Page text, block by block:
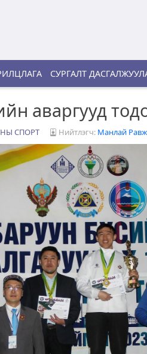
СУРГАЛТ
аваргууд
СПОРТ Нийтлэгч: Манлай